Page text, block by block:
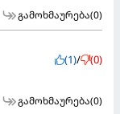
გამოხმაურება(0)
(1)/ (0)
გამოხმაურება(0)